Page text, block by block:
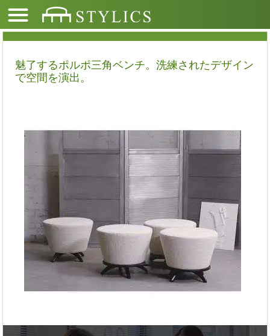
魅了するポルポ三角ベンチ。洗練されたデザイン
で空間を演出。